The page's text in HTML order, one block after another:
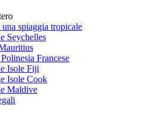
una spiaggia tropicale
Seychelles
Francese
Isole Fiji
Isole Cook
Maldive